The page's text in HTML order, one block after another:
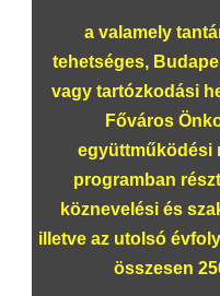
a valamely
tehetséges,
vagy tartózkodási
Főváros
együttműködési
programban
köznevelési és
illetve az utolsó
összesen